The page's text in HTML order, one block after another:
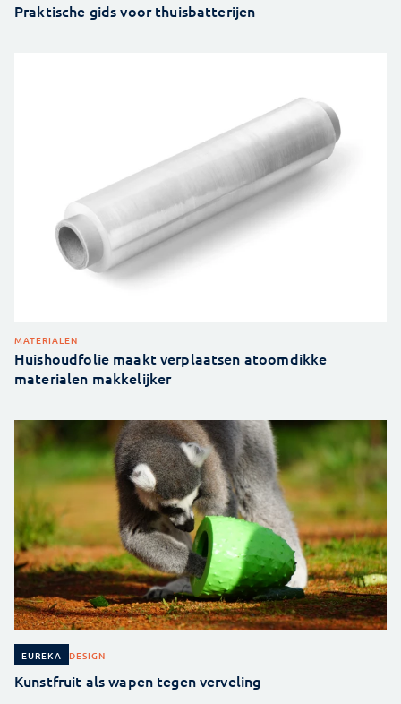
Praktische gids voor thuisbatterijen
MATERIALEN
Huishoudfolie maakt verplaatsen atoomdikke
materialen makkelijker
EUREKA DESIGN
Kunstfruit als wapen tegen verveling